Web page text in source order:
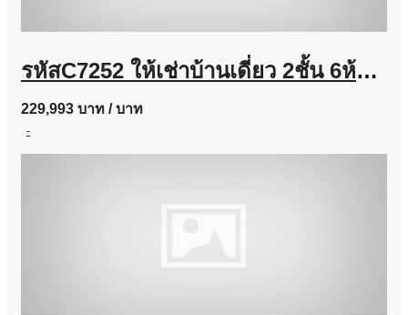
รหัสC7252 ให้เช่าบ้านเดี่ยว 2ชั้น 6ห้องนอน ถนนลาดพร้าวซอย 35 บ้านตกแต่งสวยพร้อมอยู่
229,993 บาท / บาท
-